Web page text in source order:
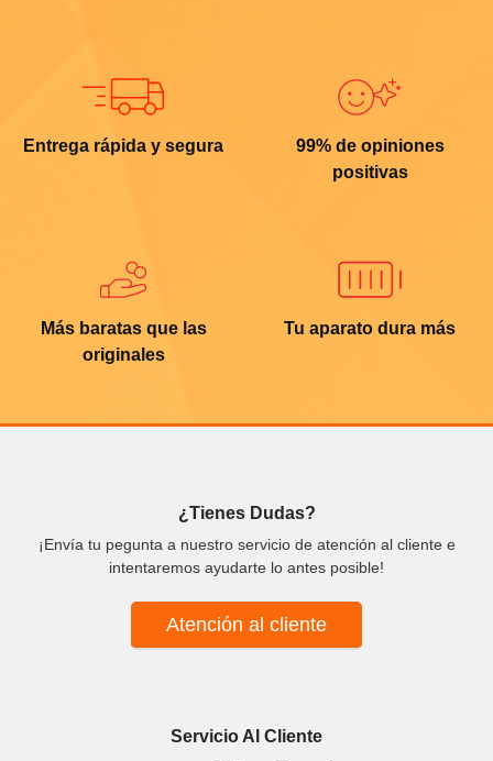
Entrega rápida y segura
99% de opiniones
positivas
Más baratas que las
originales
Tu aparato dura más
¿Tienes Dudas?
¡Envía tu pegunta a nuestro servicio de atención al cliente e
intentaremos ayudarte lo antes posible!
Atención al cliente
Servicio Al Cliente